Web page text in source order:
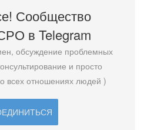
Сообщество
в Telegram
обсуждение проблемных
и просто
всех отношениях людей )